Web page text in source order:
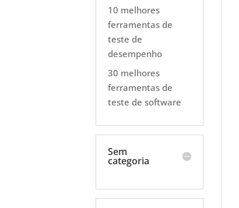
10 melhores
ferramentas de
teste de
desempenho
30 melhores
ferramentas de
teste de software
Sem
categoria